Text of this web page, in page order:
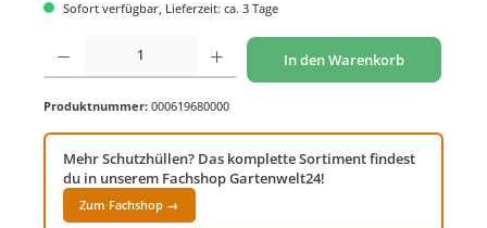
Sofort verfügbar, Lieferzeit: ca. 3 Tage
Produkt Anzahl: Gib den gewünschten Wert ein oder benutze die Schaltflächen um
In den Warenkorb
Produktnummer: 000619680000
Mehr Schutzhüllen? Das komplette Sortiment findest
du in unserem Fachshop Gartenwelt24!
Zum Fachshop →